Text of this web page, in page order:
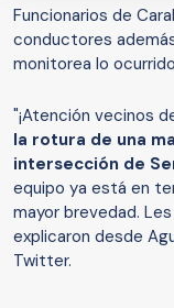
Funcionarios de
conductores
monitorea lo
"¡Atención vecinos
la rotura de una
intersección de
equipo ya está en
mayor brevedad.
explicaron desde
Twitter.